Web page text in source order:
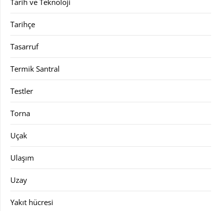
Tarih ve Teknoloji
Tarihçe
Tasarruf
Termik Santral
Testler
Torna
Uçak
Ulaşım
Uzay
Yakıt hücresi